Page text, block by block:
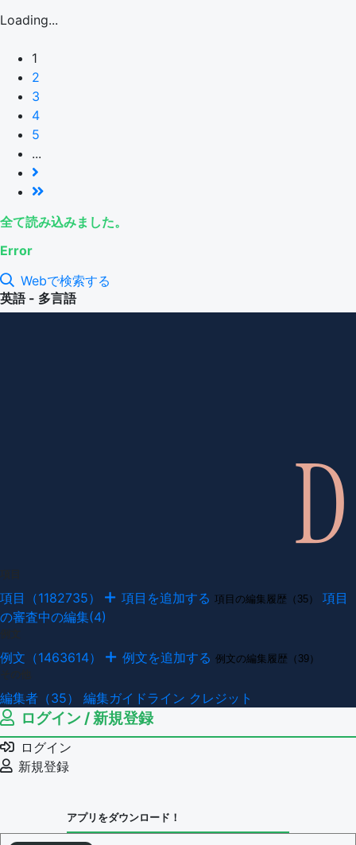
Loading...
1
2
3
4
5
...
全て読み込みました。
Error
Webで検索する
英語 - 多言語
項目（1182735） 項目を追加する 項目の編集履歴（35）
項目
の審査中の編集(4)
例文（1463614） 例文を追加する 例文の編集履歴（39）
編集者（35） 編集ガイドライン クレジット
ログイン / 新規登録
ログイン
新規登録
アプリをダウンロード！